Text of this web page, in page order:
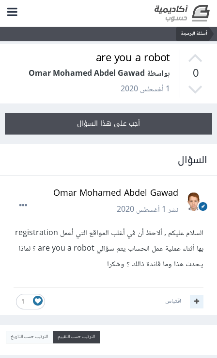
أسئلة البرمجة
0
are you a robot
بواسطة Omar Mohamed Abdel Gawad
1 أغسطس 2020
أجب على هذا السؤال
السؤال
Omar Mohamed Abdel Gawad
نشر1 أغسطس 2020
السلام عليكم , ألاحظ أن في أغلب المواقع التي أعمل registration
بها أثناء عملية عمل الحساب يتم سؤالي are you a robot ؟ لماذا
يحدث هذا وما فائدة ذالك ؟ وشكرا
1 اقتباس
الترتيب حسب التقييم الترتيب حسب التاريخ